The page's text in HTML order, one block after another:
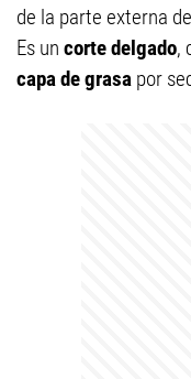
de la parte externa
Es un corte delgado,
capa de grasa por